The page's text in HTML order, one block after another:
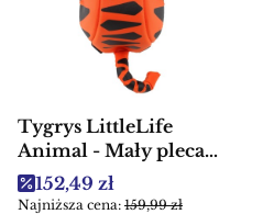
Tygrys LittleLife
Animal - Mały plecak
dla dzieci
Cena promocyjna
152,49 zł
Najniższa cena: 159,99 zł